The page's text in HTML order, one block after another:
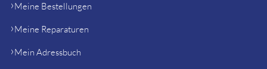
Meine Bestellungen
Meine Reparaturen
Mein Adressbuch